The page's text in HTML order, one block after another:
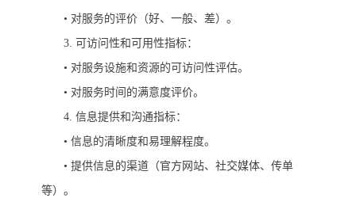
• 对服务的评价（好、一般、差）。
3. 可访问性和可用性指标：
• 对服务设施和资源的可访问性评估。
• 对服务时间的满意度评价。
4. 信息提供和沟通指标：
• 信息的清晰度和易理解程度。
• 提供信息的渠道（官方网站、社交媒体、传单
等）。